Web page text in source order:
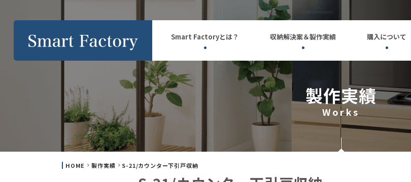
Smart Factoryとは？ 収納解決案＆製作実績 購入について
製作実績
Works
HOME 製作実績 S-21/カウンター下引戸収納